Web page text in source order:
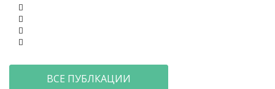
ВСЕ ПУБЛКАЦИИ